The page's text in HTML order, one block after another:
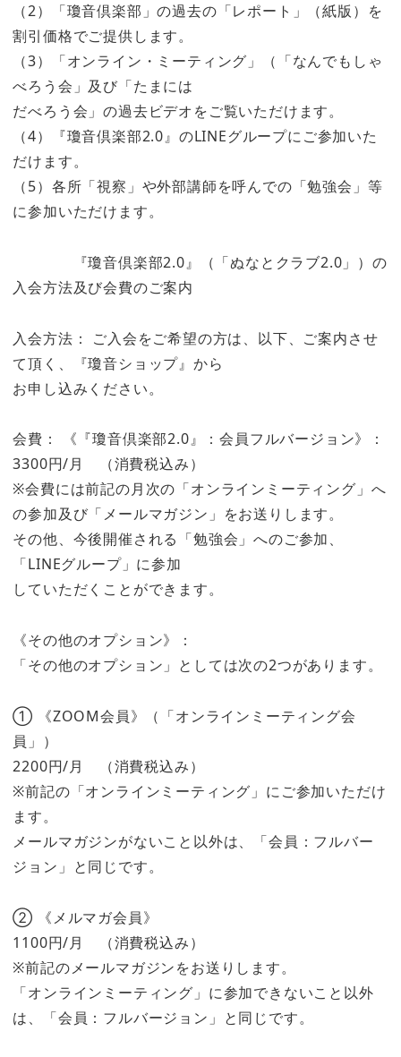
（2）「瓊音倶楽部」の過去の「レポート」（紙版）を
割引価格でご提供します。
（3）「オンライン・ミーティング」（「なんでもしゃ
べろう会」及び「たまには
だべろう会」の過去ビデオをご覧いただけます。
（4）『瓊音倶楽部2.0』のLINEグループにご参加いた
だけます。
（5）各所「視察」や外部講師を呼んでの「勉強会」等
に参加いただけます。
『瓊音倶楽部2.0』（「ぬなとクラブ2.0」）の
入会方法及び会費のご案内
入会方法： ご入会をご希望の方は、以下、ご案内させ
て頂く、『瓊音ショップ』から
お申し込みください。
会費： 《『瓊音倶楽部2.0』：会員フルバージョン》：
3300円/月 （消費税込み）
※会費には前記の月次の「オンラインミーティング」へ
の参加及び「メールマガジン」をお送りします。
その他、今後開催される「勉強会」へのご参加、
「LINEグループ」に参加
していただくことができます。
《その他のオプション》：
「その他のオプション」としては次の2つがあります。
① 《ZOOM会員》（「オンラインミーティング会
員」）
2200円/月 （消費税込み）
※前記の「オンラインミーティング」にご参加いただけ
ます。
メールマガジンがないこと以外は、「会員：フルバー
ジョン」と同じです。
② 《メルマガ会員》
1100円/月 （消費税込み）
※前記のメールマガジンをお送りします。
「オンラインミーティング」に参加できないこと以外
は、「会員：フルバージョン」と同じです。